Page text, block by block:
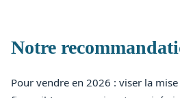
Notre
Pour vendre en 2026 : viser la